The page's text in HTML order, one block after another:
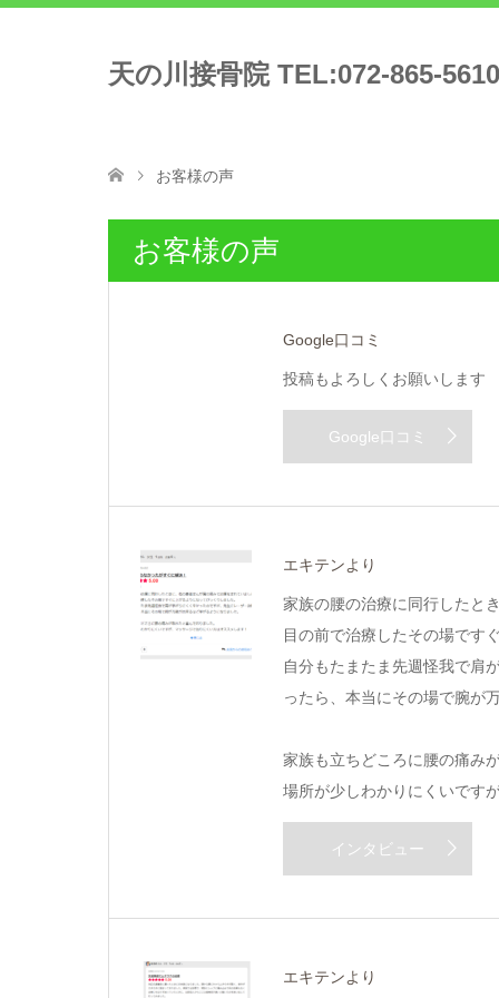
天の川接骨院 TEL:072-865-5610
お客様の声
お客様の声
Google口コミ
投稿もよろしくお願いします
Google口コミ
エキテンより
家族の腰の治療に同行したと
目の前で治療したその場です
自分もたまたま先週怪我で肩
ったら、本当にその場で腕が
家族も立ちどころに腰の痛み
場所が少しわかりにくいです
インタビュー
エキテンより